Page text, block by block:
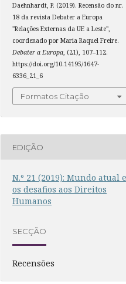
Daehnhardt, P. (2019). Recensão do nr.
18 da revista Debater a Europa
"Relações Externas da UE a Leste",
coordenado por Maria Raquel Freire.
Debater a Europa, (21), 107–112.
https://doi.org/10.14195/1647-
6336_21_6
Formatos Citação
EDIÇÃO
N.º 21 (2019): Mundo atual
os desafios aos Direitos
Humanos
SECÇÃO
Recensões